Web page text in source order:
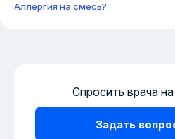
Аллергия на смесь?
Спросить врача
Задать